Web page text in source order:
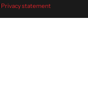
Privacy statement